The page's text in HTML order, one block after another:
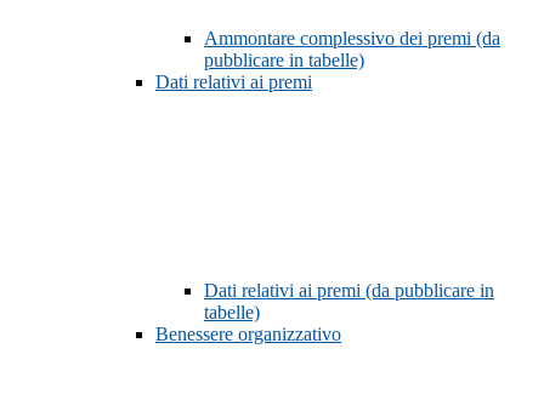
Ammontare complessivo dei premi (da
pubblicare in tabelle)
Dati relativi ai premi
Dati relativi ai premi (da pubblicare in
tabelle)
Benessere organizzativo